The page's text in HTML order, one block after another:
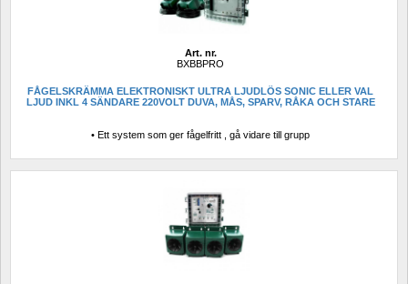
Art. nr.
BXBBPRO
FÅGELSKRÄMMA ELEKTRONISKT ULTRA LJUDLÖS SONIC ELLER VAL
LJUD INKL 4 SÄNDARE 220VOLT DUVA, MÅS, SPARV, RÅKA OCH STARE
• Ett system som ger fågelfritt , gå vidare till grupp